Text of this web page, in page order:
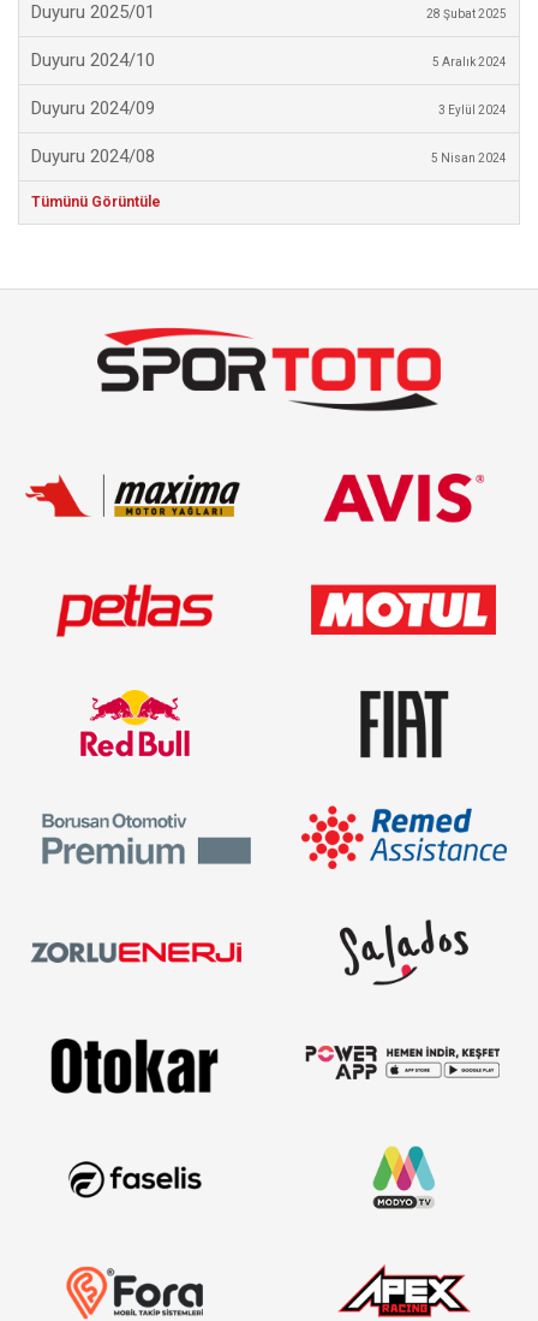
Duyuru 2025/01 28 Şubat 2025
Duyuru 2024/10 5 Aralık 2024
Duyuru 2024/09 3 Eylül 2024
Duyuru 2024/08 5 Nisan 2024
Tümünü Görüntüle